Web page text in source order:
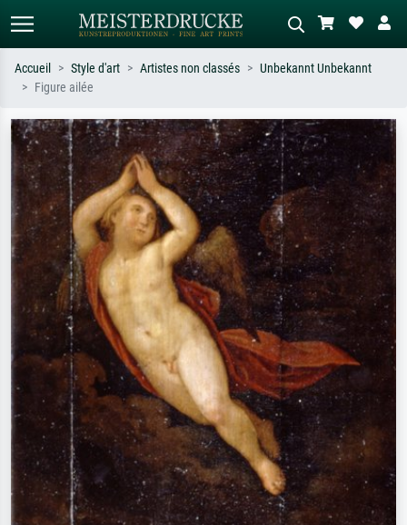
Recherchez par artiste, titre ou style –
ex. Monet, Nuit étoilée,
impressionnisme, vague de Hokusai,
nu.
Décrivez la scène – ex. prairie verte,
abstrait avec beaucoup de rouge,
tableau sombre, nu debout près d'un
arbre.
Accueil Style d'art Artistes non classés
Unbekannt Unbekannt
Figure ailée